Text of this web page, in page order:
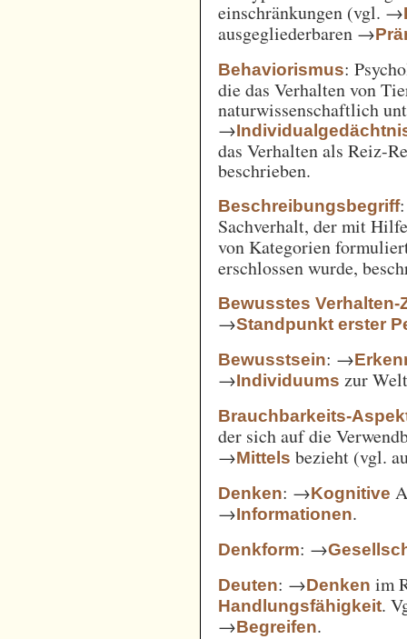
einschränkungen (vgl. →
ausgegliederbaren →
Behaviorismus:
die das Verhalten von
naturwissenschaftlich
→
das Verhalten als Reiz-
beschrieben.
Beschreibungsbegriff
Sachverhalt, der mit
von Kategorien
erschlossen wurde,
Bewusstes Verhalten-
→Standpunkt erster
Bewusstsein: →
→Individuums zur
Brauchbarkeits-
der sich auf die
→Mittels bezieht (vgl.
Denken: →Kognitive
→Informationen.
Denkform: →
Deuten: →Denken im
Handlungsfähigkeit.
→Begreifen.